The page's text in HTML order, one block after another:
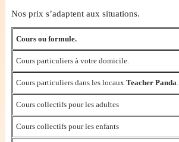
Nos prix s’adaptent aux situations.
Cours ou formule.
Cours particuliers à votre domicile.
Cours particuliers dans les locaux Teacher Panda.
Cours collectifs pour les adultes
Cours collectifs pour les enfants